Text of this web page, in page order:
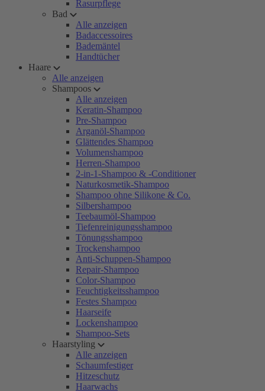
Rasurpflege
Bad
Alle anzeigen
Badaccessoires
Bademäntel
Handtücher
Haare
Alle anzeigen
Shampoos
Alle anzeigen
Keratin-Shampoo
Pre-Shampoo
Arganöl-Shampoo
Glättendes Shampoo
Volumenshampoo
Herren-Shampoo
2-in-1-Shampoo & -Conditioner
Naturkosmetik-Shampoo
Shampoo ohne Silikone & Co.
Silbershampoo
Teebaumöl-Shampoo
Tiefenreinigungsshampoo
Tönungsshampoo
Trockenshampoo
Anti-Schuppen-Shampoo
Repair-Shampoo
Color-Shampoo
Feuchtigkeitsshampoo
Festes Shampoo
Haarseife
Lockenshampoo
Shampoo-Sets
Haarstyling
Alle anzeigen
Schaumfestiger
Hitzeschutz
Haarwachs